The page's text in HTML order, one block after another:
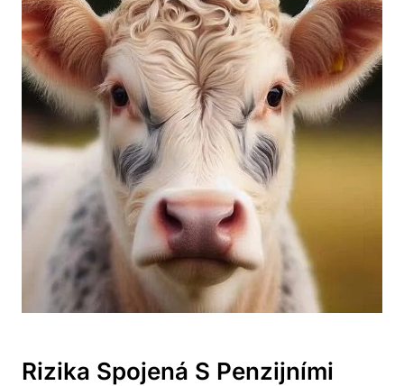
Rizika Spojená S Penzijními